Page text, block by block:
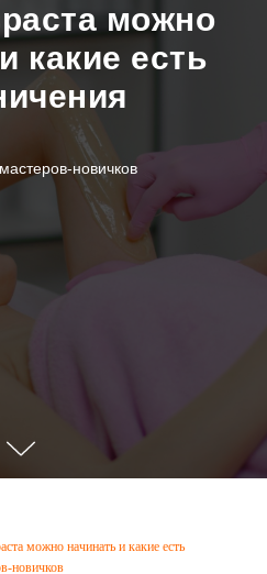
можно
какие есть
новичков
можно начинать и какие есть
новичков